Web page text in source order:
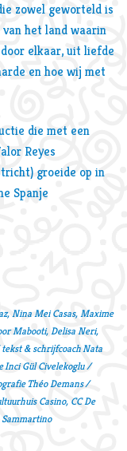
zowel geworteld is
het land waarin
elkaar, uit liefde
en hoe wij met
die met een
Reyes
groeide op in
Spanje
Nina Mei Casas, Maxime
Mabooti, Delisa Neri,
& schrijfcoach Nata
Gül Civelekoglu /
Théo Demans /
Casino, CC De